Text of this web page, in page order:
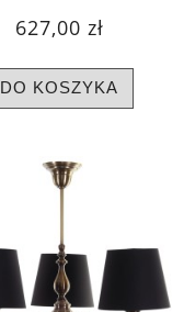
627,00 zł
DO KOSZYKA